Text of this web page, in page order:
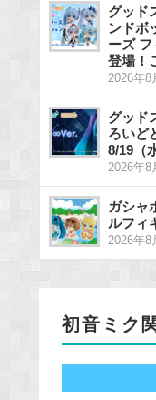
グッド
ンドボ
ーズ
登場！
2026年8
グッド
ろいど
8/19（
2026年8
ガシャ
ルフィ
2026年8
初音ミク